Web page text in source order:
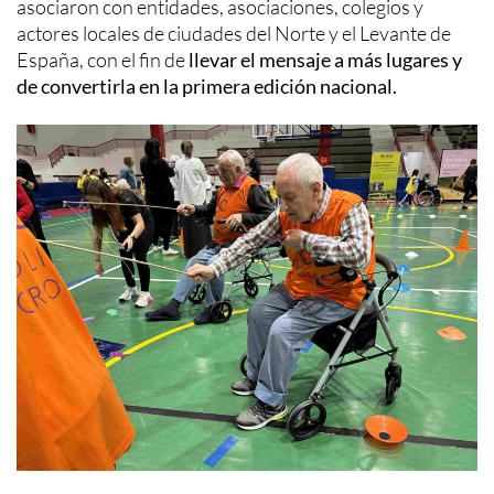
asociaron con entidades, asociaciones, colegios y
actores locales de ciudades del Norte y el Levante de
España, con el fin dellevar el mensaje a más lugares y
de convertirla en la primera edición nacional.